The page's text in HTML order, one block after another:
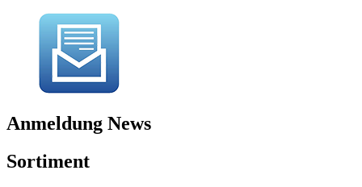
Anmeldung News
Sortiment